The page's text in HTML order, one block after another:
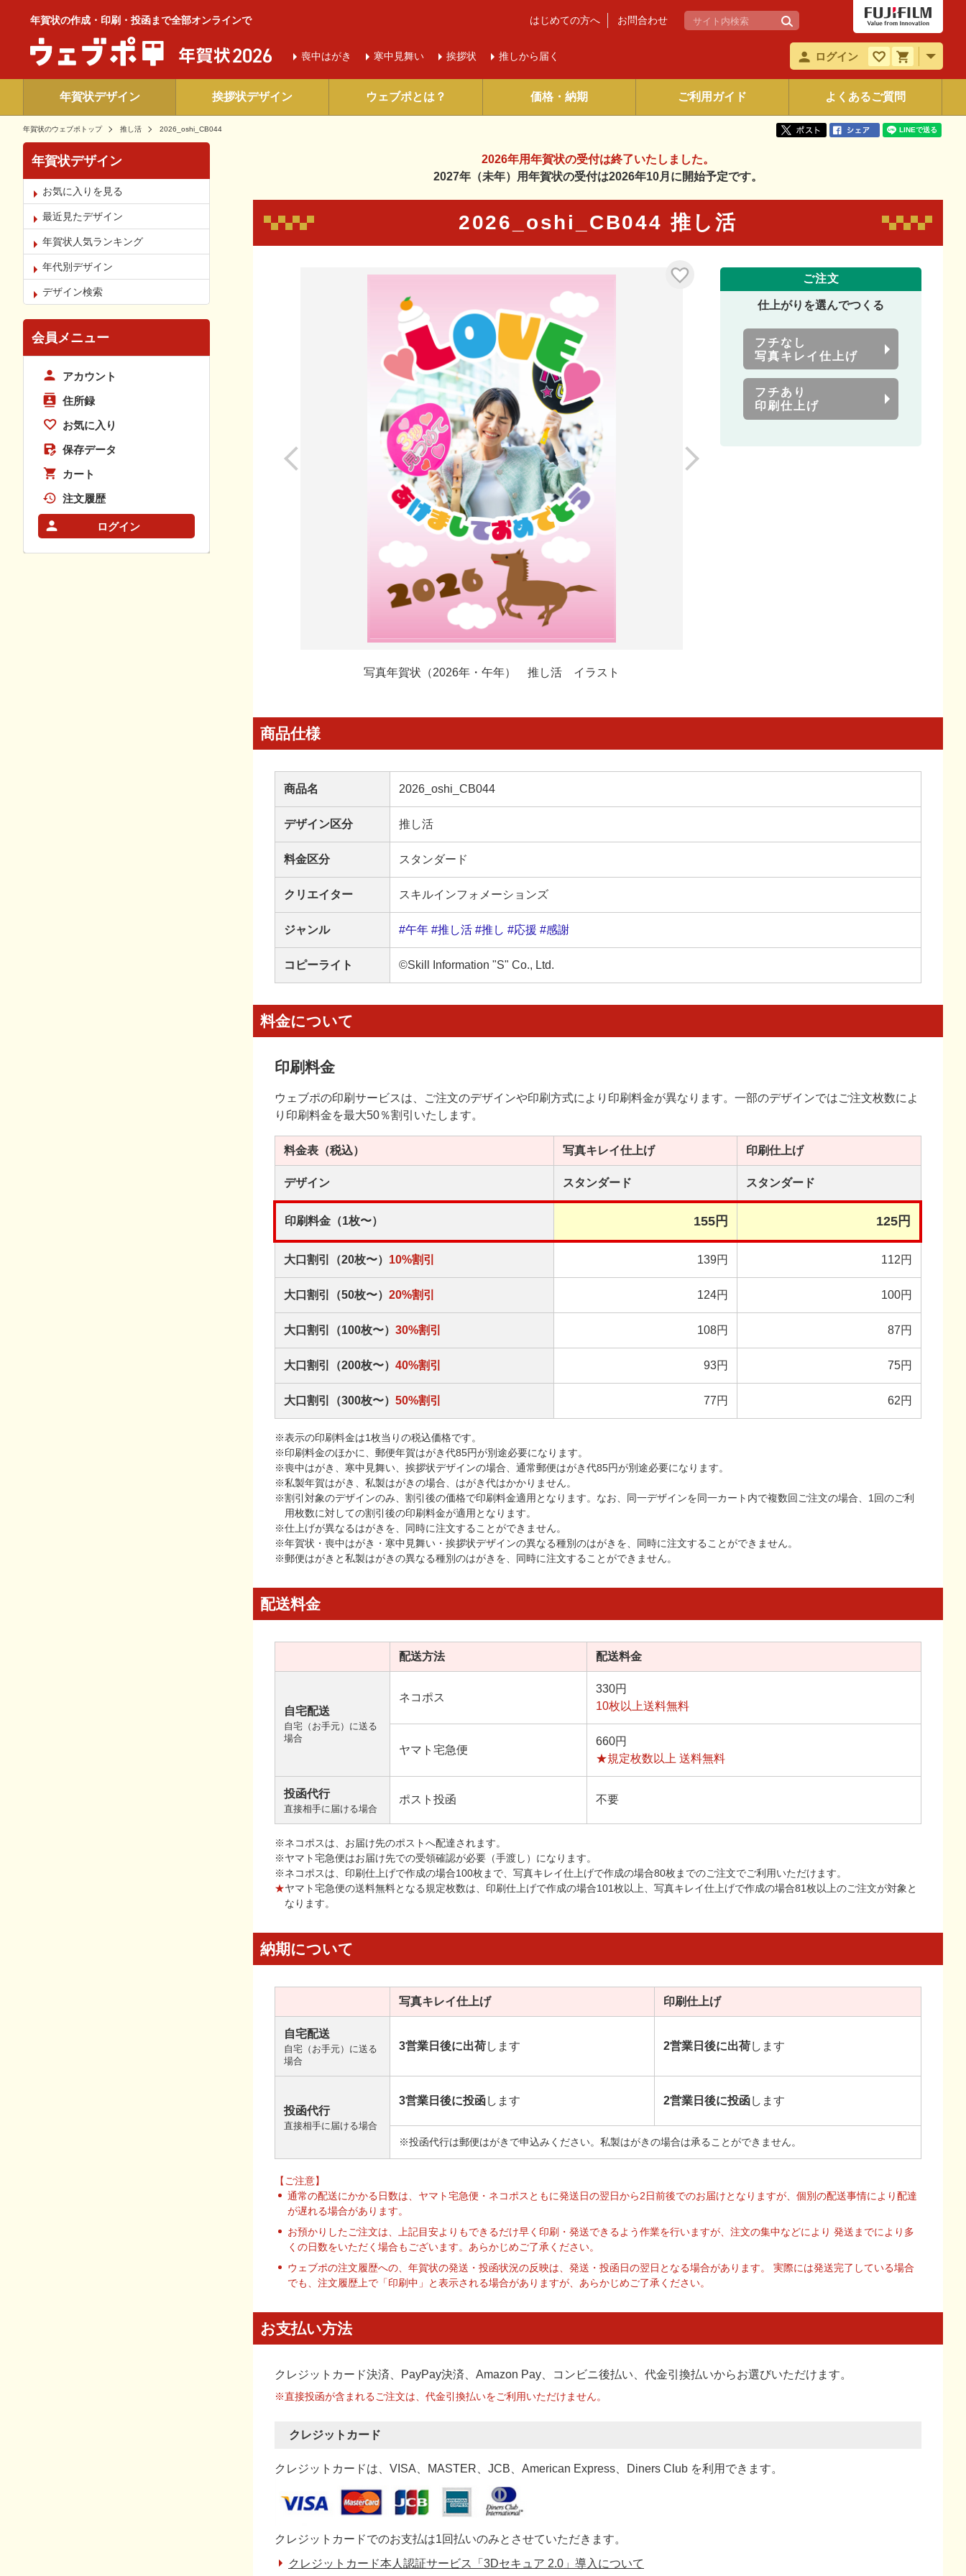
年賀状の作成・印刷・投函まで全部オンラインで
喪中はがき 寒中 見舞い 挨拶状 推しから届く
はじめての方へ お問合わせ
ログイン
年賀状デザイン 挨拶状デザイン ウェブポとは？ 価格・納期 ご利用ガイド よくあるご質問
年賀状のウェブポトップ 推し活 2026_oshi_CB044
2026年用年賀状の受付は終了いたしました。
2027年（未年）用年賀状の受付は2026年10月に開始予定です。
2026_oshi_CB044 推し活
写真年賀状（2026年・午年） 推し活 イラスト
ご注文
仕上がりを選んでつくる
フチなし
写真キレイ仕上げ
フチあり
印刷仕上げ
商品仕様
商品名 2026_oshi_CB044
デザイン区分 推し活
料金区分 スタンダード
クリエイター スキルインフォメーションズ
ジャンル #午年 #推し活 #推し #応援 #感謝
コピーライト ©Skill Information "S" Co., Ltd.
料金について
印刷料金
ウェブポの印刷サービスは、ご注文のデザインや印刷方式により印刷料金が異なります。一部のデザインではご注文枚数によ
り印刷料金を最大50％割引いたします。
料金表 （税込） 写真キレイ仕上げ 印刷仕上げ
デザイン スタンダード スタンダード
印刷料金（1枚〜） 155円 125円
大口割引（20枚〜） 10%割引 139円 112円
大口割引（50枚〜） 20%割引 124円 100円
大口割引（100枚〜） 30%割引 108円 87円
大口割引（200枚〜） 40%割引 93円 75円
大口割引（300枚〜） 50%割引 77円 62円
※表示の印刷料金は1枚当りの税込価格です。
※印刷料金のほかに、郵便年賀はがき代85円が別途必要になります。
※喪中はがき、寒中見舞い、挨拶状デザインの場合、通常郵便はがき代85円が別途必要になります。
※私製年賀はがき、私製はがきの場合、はがき代はかかりません。
※割引対象のデザインのみ、割引後の価格で印刷料金適用となります。なお、同一デザインを同一カート内で複数回ご注文の場合、1回のご利
用枚数に対しての割引後の印刷料金が適用となります。
※仕上げが異なるはがきを、同時に注文することができません。
※年賀状・喪中はがき・寒中見舞い・挨拶状デザインの異なる種別のはがきを、同時に注文することができません。
※郵便はがきと私製はがきの異なる種別のはがきを、同時に注文することができません。
配送料金
配送方法 配送料金
自宅配送
自宅（お手元）に送る
場合
ネコポス
330円
10枚以上送料無料
ヤマト宅急便
660円
★規定枚数以上 送料無料
投函代行
直接相手に届ける場合
ポスト投函 不要
※ネコポスは、お届け先のポストへ配達されます。
※ヤマト宅急便はお届け先での受領確認が必要（手渡し）になります。
※ネコポスは、印刷仕上げで作成の場合100枚まで、写真キレイ仕上げで作成の場合80枚までのご注文でご利用いただけます。
★ヤマト宅急便の送料無料となる規定枚数は、印刷仕上げで作成の場合101枚以上、写真キレイ仕上げで作成の場合81枚以上のご注文が対象と
なります。
納期について
写真キレイ仕上げ 印刷仕上げ
自宅配送
自宅（お手元）に送る
場合
3営業日後に出荷します 2営業日後に出荷します
投函代行
直接相手に届ける場合
3営業日後に投函します 2営業日後に投函します
※投函代行は郵便はがきで申込みください。私製はがきの場合は承ることができません。
【ご注意】
通常の配送にかかる日数は、ヤマト宅急便・ネコポスともに発送日の翌日から2日前後でのお届けとなりますが、個別の配送事情により配達
が遅れる場合があります。
お預かりしたご注文は、上記目安よりもできるだけ早く印刷・発送できるよう作業を行いますが、注文の集中などにより 発送までにより多
くの日数をいただく場合もございます。あらかじめご了承ください。
ウェブポの注文履歴への、年賀状の発送・投函状況の反映は、発送・投函日の翌日となる場合があります。 実際には発送完了している場合
でも、注文履歴上で「印刷中」と表示される場合がありますが、あらかじめご了承ください。
お支払い方法
クレジットカード決済、PayPay決済 、Amazon Pay、コンビニ後払い、代金引換払いからお選びいただけます。
※直接投函が含まれるご注文は、代金引換払いをご利用いただけません。
クレジットカード
クレジットカードは、VISA、MASTER、JCB、American Express、Diners Club を利用できます。
クレジットカードでのお支払は1回払いのみとさせていただきます。
クレジットカード本人認証サービス「3Dセキュア 2.0」導入について
年賀状デザイン
お気に入りを見る
最近見たデザイン
年賀状人気ランキング
年代別デザイン
デザイン検索
会員メニュー
アカウント
住所録
お気に入り
保存データ
カート
注文履歴
ログイン